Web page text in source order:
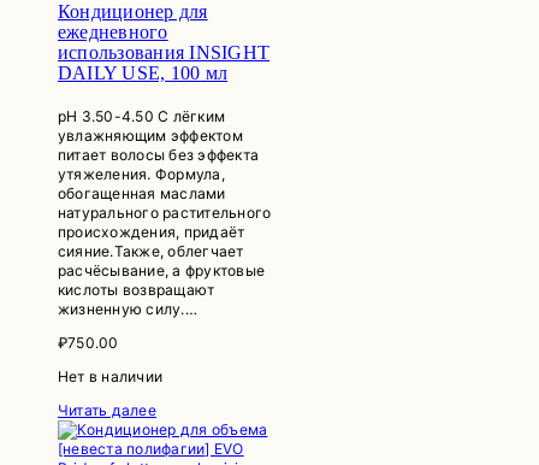
Кондиционер для
ежедневного
использования INSIGHT
DAILY USE, 100 мл
рН 3.50-4.50 С лёгким
увлажняющим эффектом
питает волосы без эффекта
утяжеления. Формула,
обогащенная маслами
натурального растительного
происхождения, придаёт
сияние.Также, облегчает
расчёсывание, а фруктовые
кислоты возвращают
жизненную силу.…
₽750.00
Нет в наличии
Читать далее